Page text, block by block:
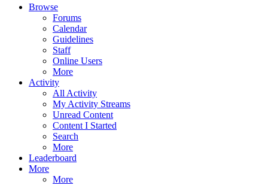
Browse
Forums
Calendar
Guidelines
Staff
Online Users
More
Activity
All Activity
My Activity Streams
Unread Content
Content I Started
Search
More
Leaderboard
More
More